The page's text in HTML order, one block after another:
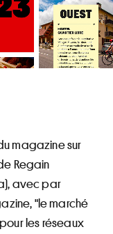
magazine sur
Regain
avec par
"le marché
les réseaux